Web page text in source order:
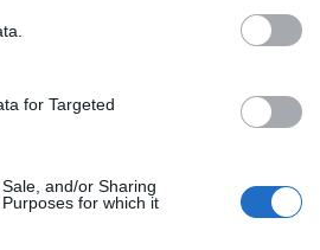
for Targeted
and/or Sharing
for which it